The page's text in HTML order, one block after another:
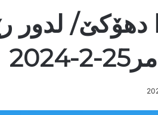
دھۆکێ/ لدور